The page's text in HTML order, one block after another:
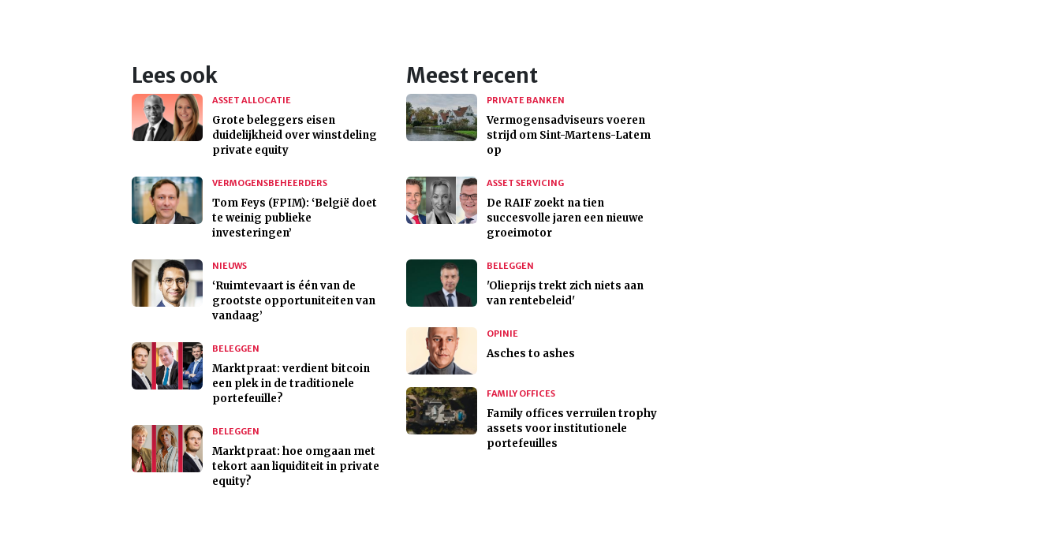
Lees ook
ASSET ALLOCATIE
Grote beleggers eisen
duidelijkheid over winstdeling
private equity
VERMOGENSBEHEERDERS
Tom Feys (FPIM): ‘België doet
te weinig publieke
investeringen’
NIEUWS
‘Ruimtevaart is één van de
grootste opportuniteiten van
vandaag’
BELEGGEN
Marktpraat: verdient bitcoin
een plek in de traditionele
portefeuille?
BELEGGEN
Marktpraat: hoe omgaan met
tekort aan liquiditeit in private
equity?
Meest recent
PRIVATE BANKEN
Vermogensadviseurs voeren
strijd om Sint-Martens-Latem
op
ASSET SERVICING
De RAIF zoekt na tien
succesvolle jaren een nieuwe
groeimotor
BELEGGEN
'Olieprijs trekt zich niets aan
van rentebeleid'
OPINIE
Asches to ashes
FAMILY OFFICES
Family offices verruilen trophy
assets voor institutionele
portefeuilles